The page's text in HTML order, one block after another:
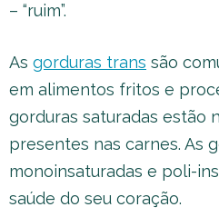
– “ruim”.
As gorduras trans são
em alimentos fritos e
gorduras saturadas estão
presentes nas carnes. As
monoinsaturadas e poli-
saúde do seu coração.